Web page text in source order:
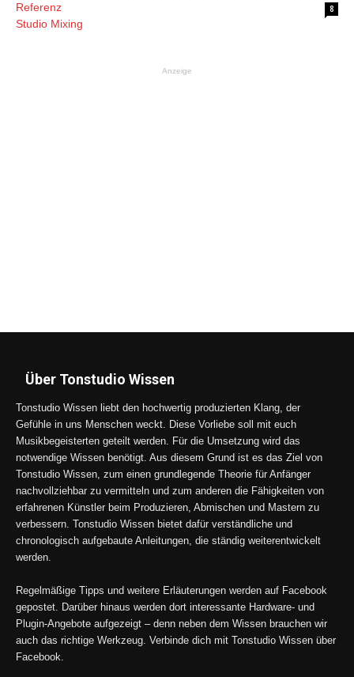
8
Anzeige
Über Tonstudio Wissen
Tonstudio Wissen liebt den hochwertig produzierten Klang, der
Gefühle in uns Menschen weckt. Diese Vorliebe soll mit euch
Musikbegeisterten geteilt werden. Für die Umsetzung wird das
notwendige Wissen benötigt. Aus diesem Grund ist es das Ziel von
Tonstudio Wissen, zum einen grundlegende Theorie für Anfänger
nachvollziehbar zu vermitteln und zum anderen die Fähigkeiten von
erfahrenen Künstler beim Produzieren, Abmischen und Mastern zu
verbessern. Tonstudio Wissen bietet dafür verständliche und
chronologisch aufgebaute Anleitungen, die ständig weiterentwickelt
werden.
Regelmäßige Tipps und weitere Erläuterungen werden auf Facebook
gepostet. Darüber hinaus werden dort interessante Hardware- und
Plugin-Angebote aufgezeigt – denn neben dem Wissen brauchen wir
auch das richtige Werkzeug. Verbinde dich mit Tonstudio Wissen über
Facebook.